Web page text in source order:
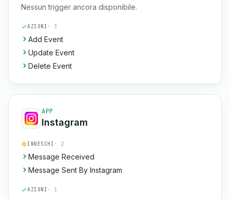
Nessun trigger ancora disponibile.
AZIONI · 3
Add Event
Update Event
Delete Event
APP
Instagram
INNESCHI · 2
Message Received
Message Sent By Instagram
AZIONI · 1